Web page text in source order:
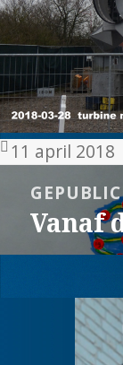
Geplaatst
11 april 2018
navigatie
Vanaf